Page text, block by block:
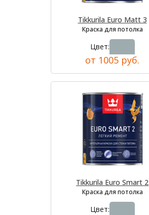
Tikkurila Euro Matt 3
Краска для потолка
Цвет:
от 1005 руб.
Tikkurila Euro Smart 2
Краска для потолка
Цвет: